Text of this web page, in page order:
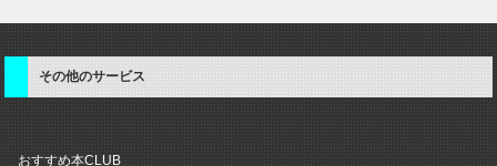
その他のサービス
おすすめ本CLUB